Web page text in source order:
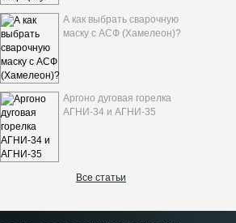
А как выбрать сварочную
маску с АСФ (Хамелеон)?
Аргоно дуговая горелка
АГНИ-34 и АГНИ-35
Все статьи